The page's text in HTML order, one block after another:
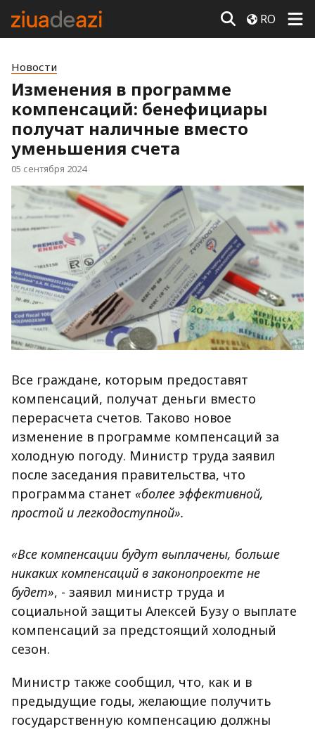
RO
Новости
Изменения в программе
компенсаций: бенефициары
получат наличные вместо
уменьшения счета
05 сентября 2024
Все граждане, которым предоставят
компенсаций, получат деньги вместо
перерасчета счетов. Таково новое
изменение в программе компенсаций за
холодную погоду. Министр труда заявил
после заседания правительства, что
программа станет «более эффективной,
простой и легкодоступной».
«Все компенсации будут выплачены, больше
никаких компенсаций в законопроекте не
будет», - заявил министр труда и
социальной защиты Алексей Бузу о выплате
компенсаций за предстоящий холодный
сезон.
Министр также сообщил, что, как и в
предыдущие годы, желающие получить
государственную компенсацию должны